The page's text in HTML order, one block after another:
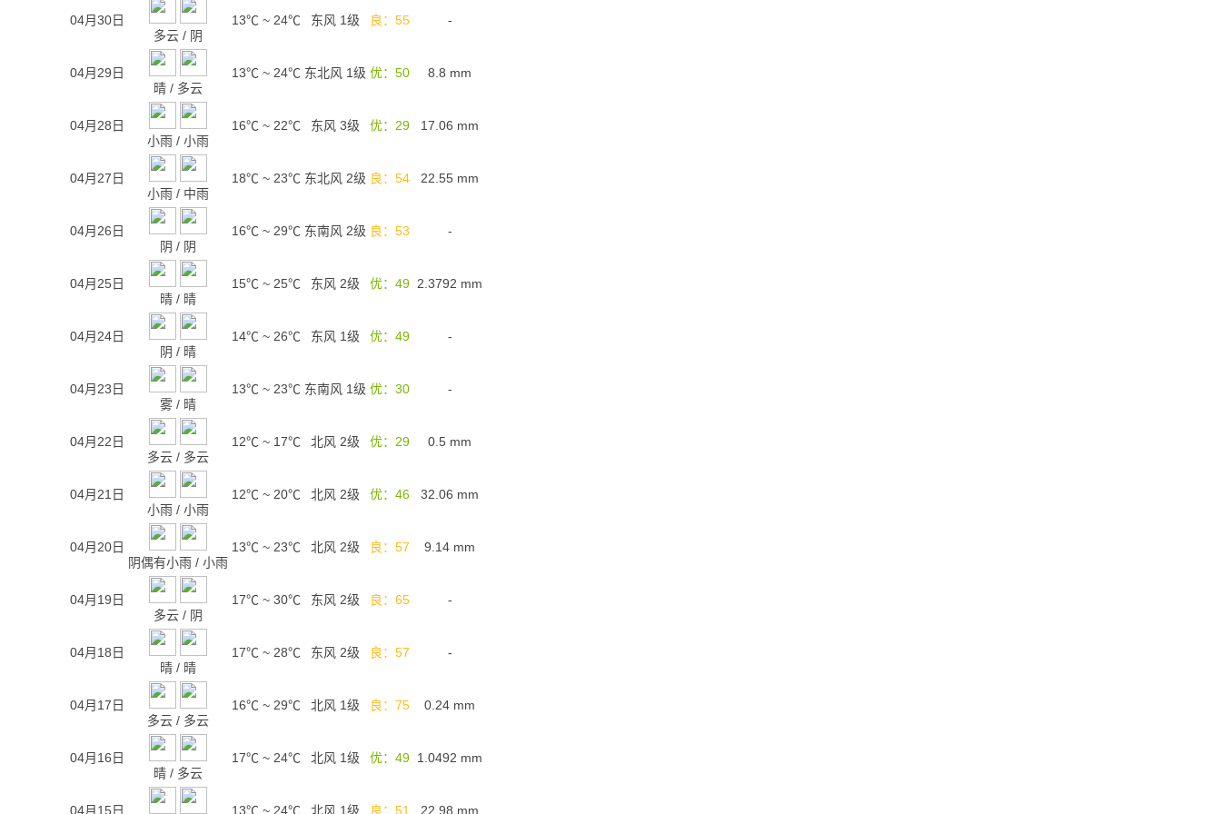
04月30日
多云 / 阴
13℃ ~ 24℃ 东风 1级 良：55 -
04月29日
晴 / 多云
13℃ ~ 24℃ 东北风 1级 优：50 8.8 mm
04月28日
小雨 / 小雨
16℃ ~ 22℃ 东风 3级 优：29 17.06 mm
04月27日
小雨 / 中雨
18℃ ~ 23℃ 东北风 2级 良：54 22.55 mm
04月26日
阴 / 阴
16℃ ~ 29℃ 东南风 2级 良：53 -
04月25日
晴 / 晴
15℃ ~ 25℃ 东风 2级 优：49 2.3792 mm
04月24日
阴 / 晴
14℃ ~ 26℃ 东风 1级 优：49 -
04月23日
雾 / 晴
13℃ ~ 23℃ 东南风 1级 优：30 -
04月22日
多云 / 多云
12℃ ~ 17℃ 北风 2级 优：29 0.5 mm
04月21日
小雨 / 小雨
12℃ ~ 20℃ 北风 2级 优：46 32.06 mm
04月20日
阴偶有小雨 / 小雨
13℃ ~ 23℃ 北风 2级 良：57 9.14 mm
04月19日
多云 / 阴
17℃ ~ 30℃ 东风 2级 良：65 -
04月18日
晴 / 晴
17℃ ~ 28℃ 东风 2级 良：57 -
04月17日
多云 / 多云
16℃ ~ 29℃ 北风 1级 良：75 0.24 mm
04月16日
晴 / 多云
17℃ ~ 24℃ 北风 1级 优：49 1.0492 mm
04月15日
13℃ ~ 24℃ 北风 1级 良：51 22.98 mm